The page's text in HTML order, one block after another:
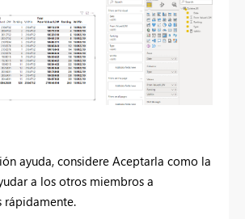
ayuda, considere Aceptarla como la
a los otros miembros a
rápidamente.